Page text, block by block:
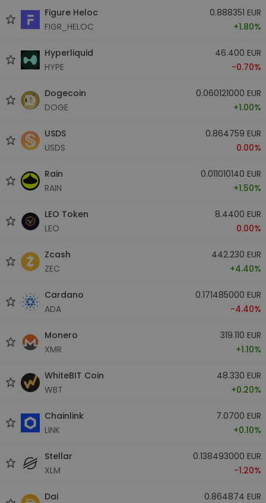
Figure Heloc
FIGR_HELOC
0.888351 EUR
+1.80%
Hyperliquid
HYPE
46.400 EUR
-0.70%
Dogecoin
DOGE
0.060121000 EUR
+1.00%
USDS
USDS
0.864759 EUR
0.00%
Rain
RAIN
0.011010140 EUR
+1.50%
LEO Token
LEO
8.4400 EUR
0.00%
Zcash
ZEC
442.230 EUR
+4.40%
Cardano
ADA
0.171485000 EUR
-4.40%
Monero
XMR
319.110 EUR
+1.10%
WhiteBIT Coin
WBT
48.330 EUR
+0.20%
Chainlink
LINK
7.0700 EUR
+0.10%
Stellar
XLM
0.138493000 EUR
-1.20%
Dai
0.864874 EUR